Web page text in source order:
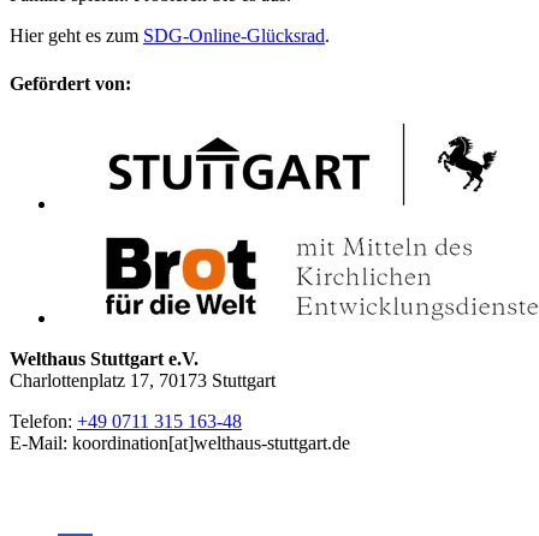
Hier geht es zum SDG-Online-Glücksrad.
Gefördert von:
Welthaus Stuttgart e.V.
Charlottenplatz 17, 70173 Stuttgart
Telefon: +49 0711 315 163-48
E-Mail: koordination[at]welthaus-stuttgart.de